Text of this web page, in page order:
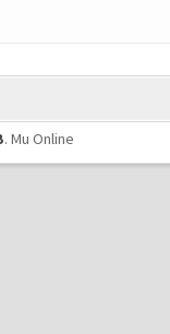
. Mu Online